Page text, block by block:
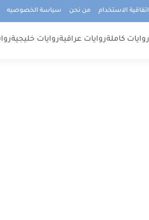
اتفاقية الاستخدام من نحن سياسة الخصوصيه
روايات كاملةروايات عراقيةروايات خليجية